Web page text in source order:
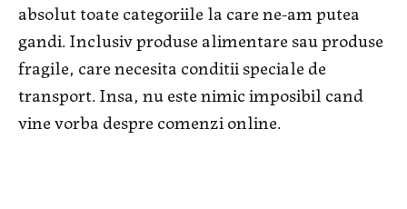
absolut toate categoriile la care ne-am putea
gandi. Inclusiv produse alimentare sau produse
fragile, care necesita conditii speciale de
transport. Insa, nu este nimic imposibil cand
vine vorba despre comenzi online.